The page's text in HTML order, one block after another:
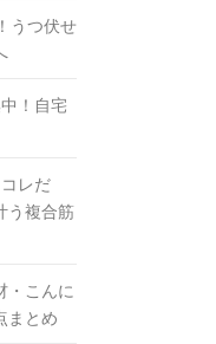
うつ伏せ
！自宅
レだ
う複合筋
・こんに
まとめ